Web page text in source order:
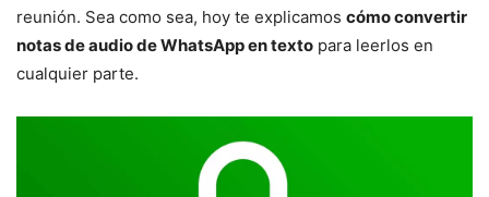
reunión. Sea como sea, hoy te explicamos cómo convertir
notas de audio de WhatsApp en texto para leerlos en
cualquier parte.